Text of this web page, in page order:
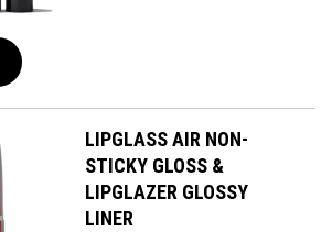
LIPGLASS AIR NON-
STICKY GLOSS &
LIPGLAZER GLOSSY
LINER